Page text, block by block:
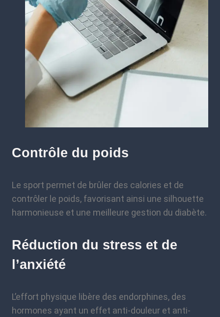
Contrôle du poids
Le sport permet de brûler des calories et de
contrôler le poids, favorisant ainsi une silhouette
harmonieuse et une meilleure gestion du diabète.
Réduction du stress et de
l’anxiété
L’effort physique libère des endorphines, des
hormones ayant un effet anti-douleur et anti-